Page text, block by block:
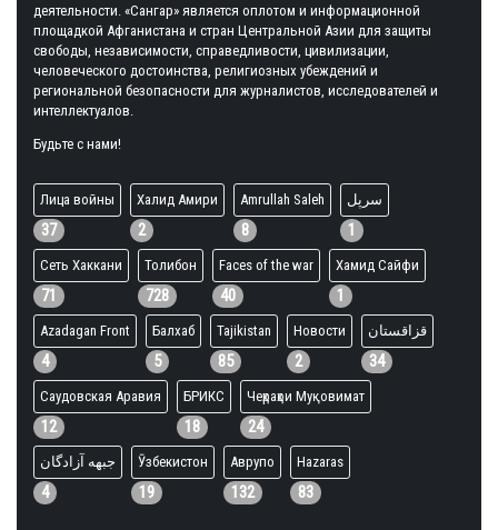
деятельности. «Сангар» является оплотом и информационной
площадкой Афганистана и стран Центральной Азии для защиты
свободы, независимости, справедливости, цивилизации,
человеческого достоинства, религиозных убеждений и
региональной безопасности для журналистов, исследователей и
интеллектуалов.
Будьте с нами!
Лица войны
37
Халид Амири
2
Amrullah Saleh
8
سرپل
1
Сеть Хаккани
71
Толибон
728
Faces of the war
40
Хамид Сайфи
1
Azadagan Front
4
Балхаб
5
Tajikistan
85
Новости
2
قزاقستان
34
Саудовская Аравия
12
БРИКС
18
Чеҳраҳои Муқовимат
24
جبهه آزادگان
4
Ӯзбекистон
19
Аврупо
132
Hazaras
83